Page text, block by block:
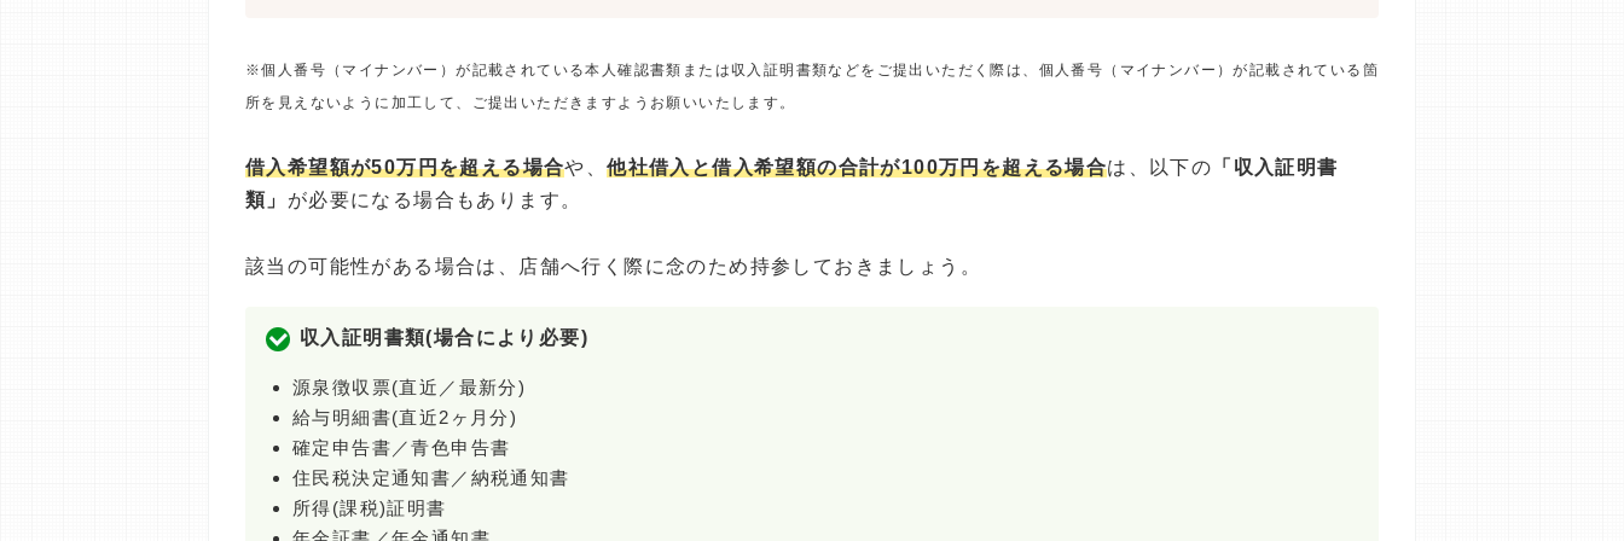
※個人番号（マイナンバー）が記載されている本人確認書類または収入証明書類などをご提出いただく際は、個人番号（マイナンバー）が記載されている箇
所を見えないように加工して、ご提出いただきますようお願いいたします。
借入希望額が50万円を超える場合や、他社借入と借入希望額の合計が100万円を超える場合は、以下の 「収入証明書
類」 が必要になる場合もあります。
該当の可能性がある場合は、店舗へ行く際に念のため持参しておきましょう。
収入証明書類(場合により必要)
源泉徴収票(直近／最新分)
給与明細書(直近2ヶ月分)
確定申告書／青色申告書
住民税決定通知書／納税通知書
所得(課税)証明書